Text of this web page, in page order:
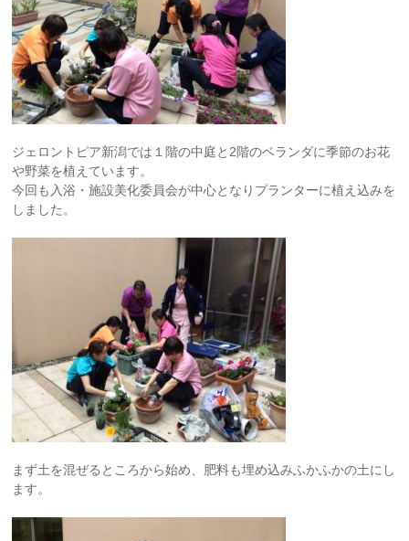
ジェロントピア新潟では１階の中庭と2階のベランダに季節のお花
や野菜を植えています。
今回も入浴・施設美化委員会が中心となりプランターに植え込みを
しました。
まず土を混ぜるところから始め、肥料も埋め込みふかふかの土にし
ます。